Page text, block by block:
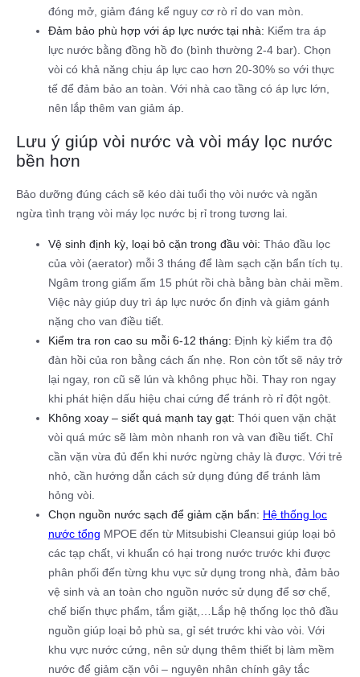
đóng mở, giảm đáng kể nguy cơ rò rỉ do van mòn.
Đảm bảo phù hợp với áp lực nước tại nhà: Kiểm tra áp
lực nước bằng đồng hồ đo (bình thường 2-4 bar). Chọn
vòi có khả năng chịu áp lực cao hơn 20-30% so với thực
tế để đảm bảo an toàn. Với nhà cao tầng có áp lực lớn,
nên lắp thêm van giảm áp.
Lưu ý giúp vòi nước và vòi máy lọc nước
bền hơn
Bảo dưỡng đúng cách sẽ kéo dài tuổi thọ vòi nước và ngăn
ngừa tình trạng vòi máy lọc nước bị rỉ trong tương lai.
Vệ sinh định kỳ, loại bỏ cặn trong đầu vòi: Tháo đầu lọc
của vòi (aerator) mỗi 3 tháng để làm sạch cặn bẩn tích tụ.
Ngâm trong giấm ấm 15 phút rồi chà bằng bàn chải mềm.
Việc này giúp duy trì áp lực nước ổn định và giảm gánh
nặng cho van điều tiết.
Kiểm tra ron cao su mỗi 6-12 tháng: Định kỳ kiểm tra độ
đàn hồi của ron bằng cách ấn nhẹ. Ron còn tốt sẽ nảy trở
lại ngay, ron cũ sẽ lún và không phục hồi. Thay ron ngay
khi phát hiện dấu hiệu chai cứng để tránh rò rỉ đột ngột.
Không xoay – siết quá mạnh tay gạt: Thói quen vặn chặt
vòi quá mức sẽ làm mòn nhanh ron và van điều tiết. Chỉ
cần vặn vừa đủ đến khi nước ngừng chảy là được. Với trẻ
nhỏ, cần hướng dẫn cách sử dụng đúng để tránh làm
hỏng vòi.
Chọn nguồn nước sạch để giảm cặn bẩn: Hệ thống lọc
nước tổng MPOE đến từ Mitsubishi Cleansui giúp loại bỏ
các tạp chất, vi khuẩn có hại trong nước trước khi được
phân phối đến từng khu vực sử dụng trong nhà, đảm bảo
vệ sinh và an toàn cho nguồn nước sử dụng để sơ chế,
chế biến thực phẩm, tắm giặt,…Lắp hệ thống lọc thô đầu
nguồn giúp loại bỏ phù sa, gỉ sét trước khi vào vòi. Với
khu vực nước cứng, nên sử dụng thêm thiết bị làm mềm
nước để giảm cặn vôi – nguyên nhân chính gây tắc